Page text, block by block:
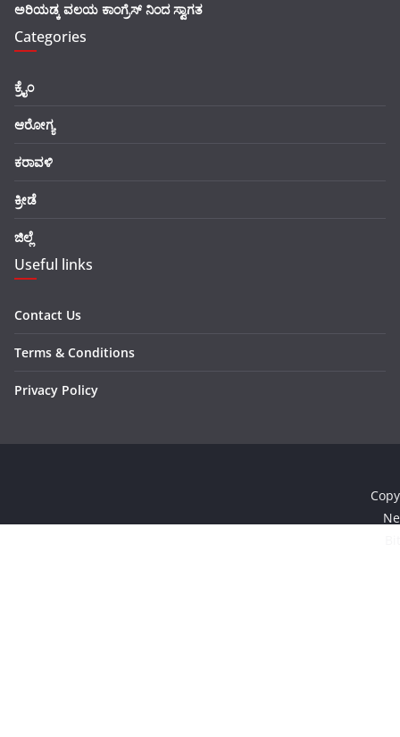
ಅರಿಯಡ್ಕ ವಲಯ ಕಾಂಗ್ರೆಸ್ ನಿಂದ ಸ್ವಾಗತ
Categories
ಕ್ರೈಂ
ಆರೋಗ್ಯ
ಕರಾವಳಿ
ಕ್ರೀಡೆ
ಜಿಲ್ಲೆ
Useful links
Contact Us
Terms & Conditions
Privacy Policy